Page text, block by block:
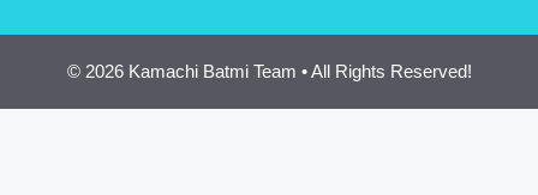
© 2026 Kamachi Batmi Team • All Rights Reserved!